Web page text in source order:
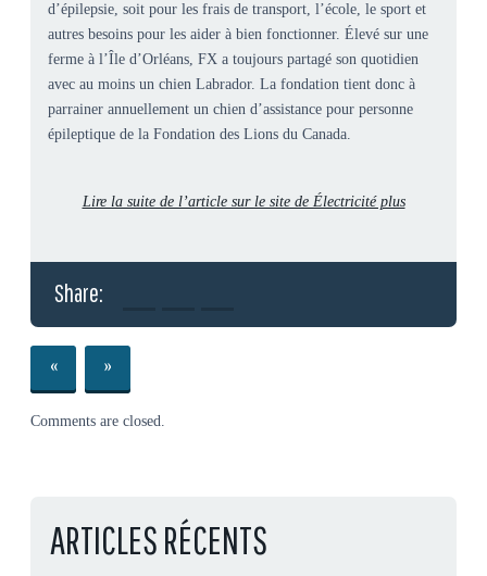
d’épilepsie, soit pour les frais de transport, l’école, le sport et
autres besoins pour les aider à bien fonctionner. Élevé sur une
ferme à l’Île d’Orléans, FX a toujours partagé son quotidien
avec au moins un chien Labrador. La fondation tient donc à
parrainer annuellement un chien d’assistance pour personne
épileptique de la Fondation des Lions du Canada.
Lire la suite de l’article sur le site de Électricité plus
Share:
« »
Comments are closed.
ARTICLES RÉCENTS